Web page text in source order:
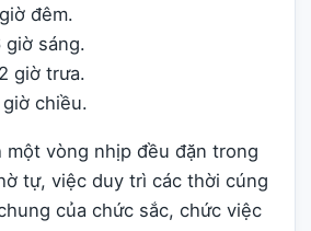
đêm.
giờ sáng.
giờ trưa.
chiều.
một vòng nhịp đều đặn trong
tự, việc duy trì các thời cúng
của chức sắc, chức việc